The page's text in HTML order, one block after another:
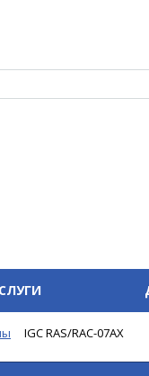
IGC RAS/RAC-07AX